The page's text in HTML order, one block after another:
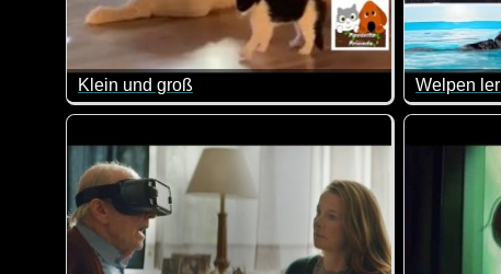
Klein und groß
Niedliche Kätzchen und große Hunde. Einfach lieb!
Welpen
Wenn das